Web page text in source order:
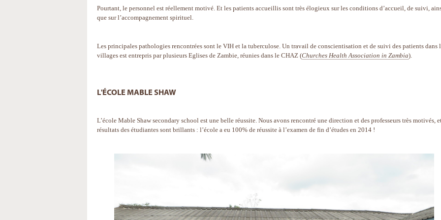
Pourtant, le personnel est réellement motivé. Et les patients accueillis sont très élogieux sur les conditions d’accueil, de suivi,
que sur l’accompagnement spirituel.
Les principales pathologies rencontrées sont le VIH et la tuberculose. Un travail de conscientisation et de suivi des patients dans
villages est entrepris par plusieurs Eglises de Zambie, réunies dans le CHAZ (Churches Health Association in Zambia).
L'ÉCOLE MABLE SHAW
L’école Mable Shaw secondary school est une belle réussite. Nous avons rencontré une direction et des professeurs très motivés,
résultats des étudiantes sont brillants : l’école a eu 100% de réussite à l’examen de fin d’études en 2014 !